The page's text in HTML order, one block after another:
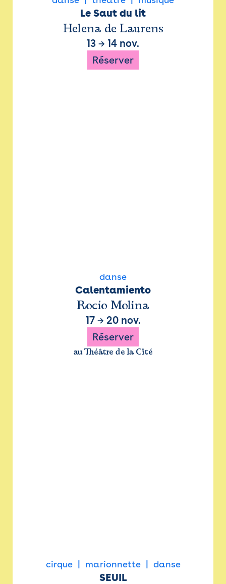
Le Saut du lit
Helena de Laurens
13 → 14 nov.
Réserver
danse
Calentamiento
Rocío Molina
17→ 20 nov.
Réserver
au Théâtre de la Cité
cirque marionnette danse
SEUIL